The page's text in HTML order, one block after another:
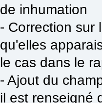
de inhumation
- Correction sur
qu'elles
le cas dans le
- Ajout du
il est renseigné